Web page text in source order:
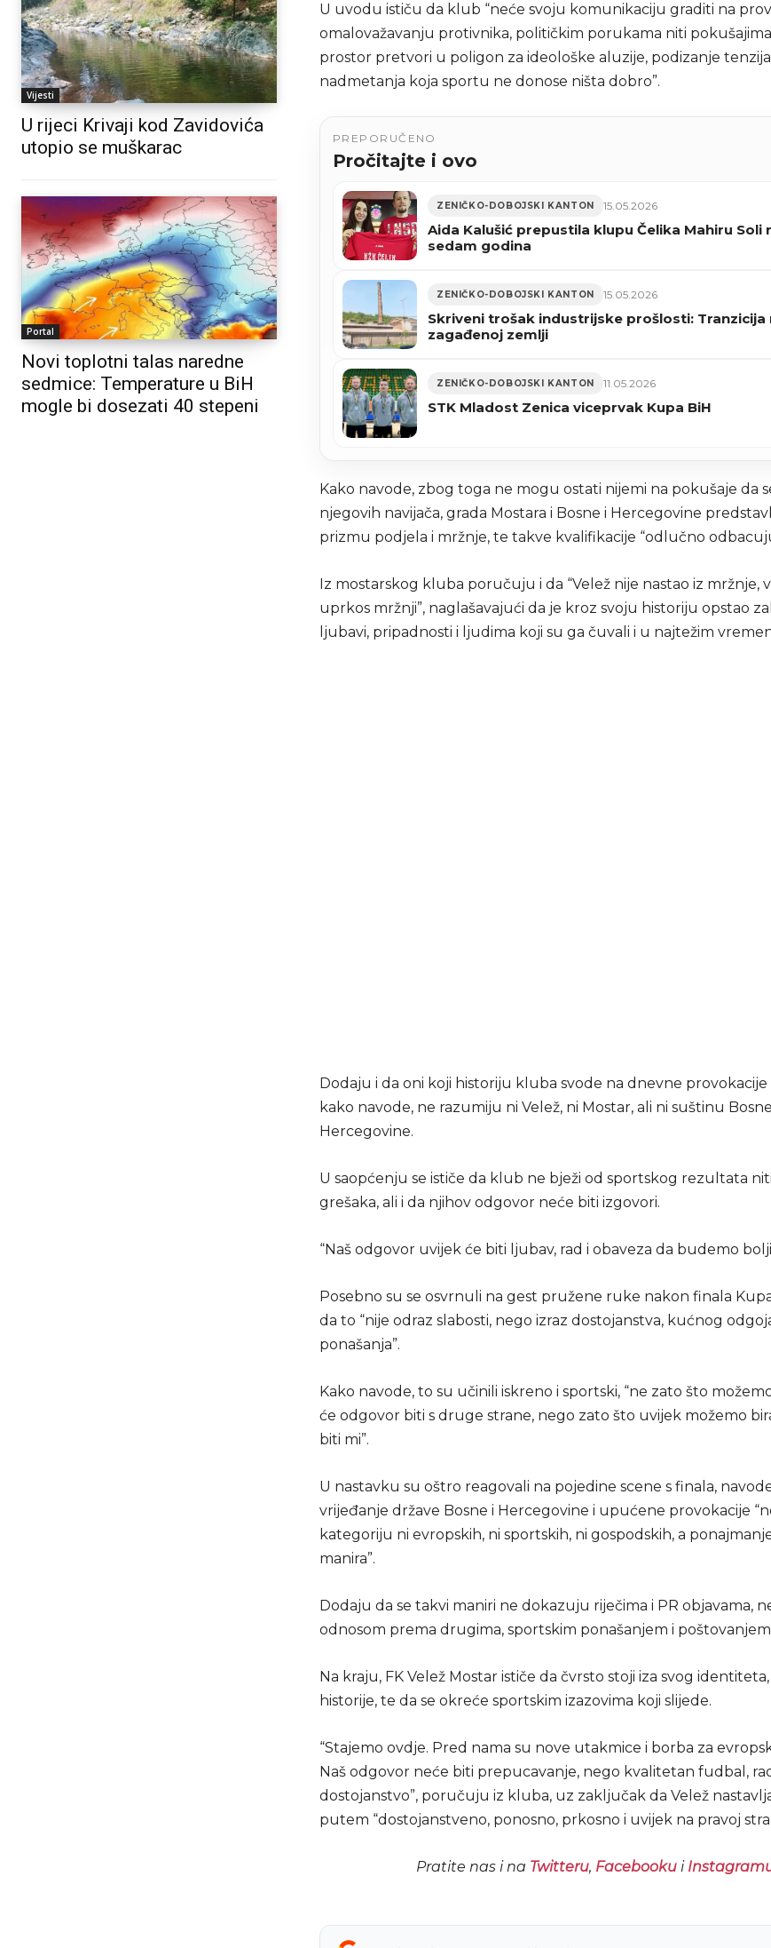
Vijesti
U rijeci Krivaji kod Zavidovića
utopio se muškarac
Portal
Novi toplotni talas naredne
sedmice: Temperature u BiH
mogle bi dosezati 40 stepeni
U uvodu ističu da klub “neće svoju komunikaciju graditi na
omalovažavanju protivnika, političkim porukama niti
prostor pretvori u poligon za ideološke aluzije, podizanje
nadmetanja koja sportu ne donose ništa dobro”.
PREPORUČENO
Pročitajte i ovo
ZENIČKO-DOBOJSKI KANTON 15.05.2026
Aida Kalušić prepustila klupu Čelika Mahiru Soli
sedam godina
ZENIČKO-DOBOJSKI KANTON 15.05.2026
Skriveni trošak industrijske prošlosti: Tranzicija
zagađenoj zemlji
ZENIČKO-DOBOJSKI KANTON 11.05.2026
STK Mladost Zenica viceprvak Kupa BiH
Kako navode, zbog toga ne mogu ostati nijemi na pokušaje da
njegovih navijača, grada Mostara i Bosne i Hercegovine
prizmu podjela i mržnje, te takve kvalifikacije “odlučno
Iz mostarskog kluba poručuju i da “Velež nije nastao iz mržnje,
uprkos mržnji”, naglašavajući da je kroz svoju historiju opstao
ljubavi, pripadnosti i ljudima koji su ga čuvali i u najtežim
Dodaju i da oni koji historiju kluba svode na dnevne
kako navode, ne razumiju ni Velež, ni Mostar, ali ni suštinu
Hercegovine.
U saopćenju se ističe da klub ne bježi od sportskog rezultata
grešaka, ali i da njihov odgovor neće biti izgovori.
“Naš odgovor uvijek će biti ljubav, rad i obaveza da budemo
Posebno su se osvrnuli na gest pružene ruke nakon finala
da to “nije odraz slabosti, nego izraz dostojanstva, kućnog
ponašanja”.
Kako navode, to su učinili iskreno i sportski, “ne zato što
će odgovor biti s druge strane, nego zato što uvijek možemo
biti mi”.
U nastavku su oštro reagovali na pojedine scene s finala,
vrijeđanje države Bosne i Hercegovine i upućene provokacije
kategoriju ni evropskih, ni sportskih, ni gospodskih, a
manira”.
Dodaju da se takvi maniri ne dokazuju riječima i PR objavama,
odnosom prema drugima, sportskim ponašanjem i
Na kraju, FK Velež Mostar ističe da čvrsto stoji iza svog
historije, te da se okreće sportskim izazovima koji slijede.
“Stajemo ovdje. Pred nama su nove utakmice i borba za
Naš odgovor neće biti prepucavanje, nego kvalitetan fudbal,
dostojanstvo”, poručuju iz kluba, uz zaključak da Velež
putem “dostojanstveno, ponosno, prkosno i uvijek na pravoj
Pratite nas i na Twitteru, Facebookui